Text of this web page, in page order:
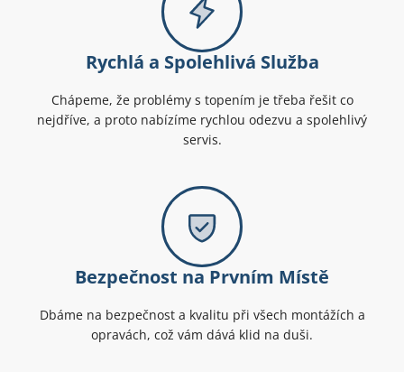
Rychlá a Spolehlivá Služba
Chápeme, že problémy s topením je třeba řešit co
nejdříve, a proto nabízíme rychlou odezvu a spolehlivý
servis.
Bezpečnost na Prvním Místě
Dbáme na bezpečnost a kvalitu při všech montážích a
opravách, což vám dává klid na duši.